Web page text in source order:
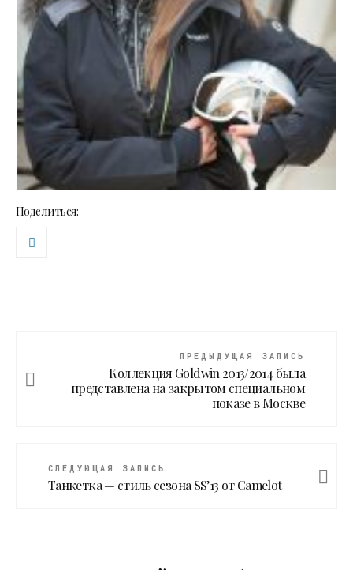
Поделиться:
ПРЕДЫДУЩАЯ ЗАПИСЬ
Коллекция Goldwin 2013/2014 была
представлена на закрытом специальном
показе в Москве
СЛЕДУЮЩАЯ ЗАПИСЬ
Танкетка — стиль сезона SS’13 от Camelot